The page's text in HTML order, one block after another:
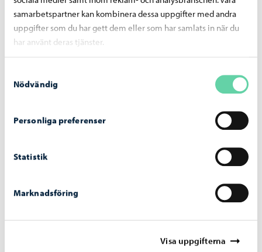
samarbetspartner kan kombinera dessa uppgifter med andra
uppgifter som du har gett dem eller som har samlats in när du
har använt deras tjänster.
Nödvändig
Personliga preferenser
Statistik
Marknadsföring
Visa uppgifterna
I de övriga ärendena beslutade stadsfullmäktige enhälligt
enligt beslutsförslagen.